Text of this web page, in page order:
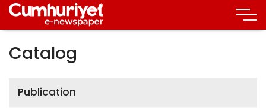
Catalog
Publication